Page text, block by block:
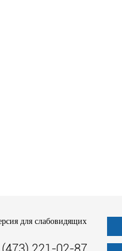
для слабовидящих